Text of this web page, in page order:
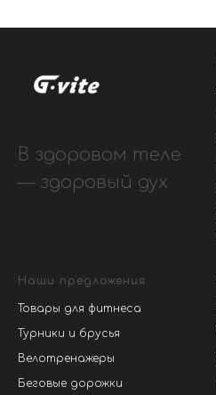
В здоровом теле
— здоровый дух
Наши предложения
Товары для фитнеса
Турники и брусья
Велотренажеры
Беговые дорожки